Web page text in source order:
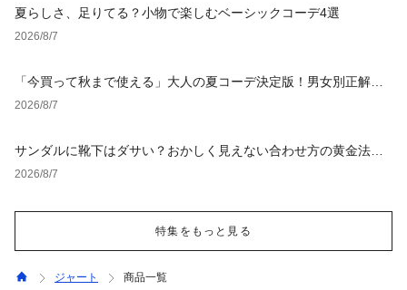
夏らしさ、足りてる？小物で楽しむベーシックコーデ4選
2026/8/7
「今買って秋まで使える」大人の夏コーデ決定版！男女別正解ス
タイルとNGな着こなし
2026/8/7
サンダルに靴下はダサい？おかしく見えない合わせ方の黄金法則
と男女別おすすめコーデ
2026/8/7
特集をもっと見る
ジャート 商品一覧